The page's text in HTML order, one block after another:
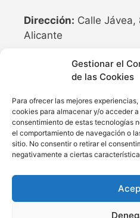
Gestionar el
de las Cookies
Para ofrecer las mejores
cookies para almacenar y/o acceder
consentimiento de estas tecnologías
el comportamiento de navegación o
sitio. No consentir o retirar el
negativamente a ciertas
Dirección: Calle
Alicante
REDES SOCIALES